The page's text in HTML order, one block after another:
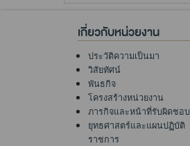
เกี่ยวกับหน่วยงาน
ประวัติความเป็นมา
วิสัยทัศน์
พันธกิจ
โครงสร้างหน่วยงาน
ภารกิจและหน้าที่รับผิดชอบ
ยุทธศาสตร์และแผนปฏิบัติ
ราชการ